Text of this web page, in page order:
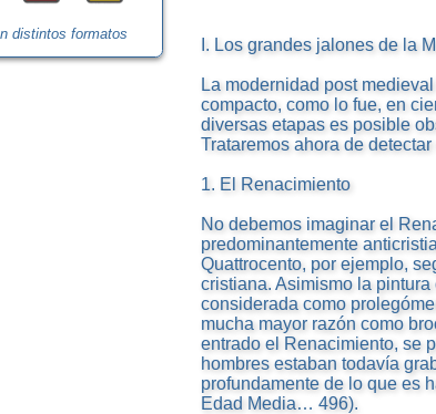
distintos formatos
I. Los grandes jalones de la
La modernidad post
compacto, como lo fue, en
diversas etapas es posible
Trataremos ahora de
1. El Renacimiento
No debemos imaginar el
predominantemente
Quattrocento, por ejemplo,
cristiana. Asimismo la
considerada como
mucha mayor razón como
entrado el Renacimiento, se
hombres estaban todavía
profundamente de lo que es
Edad Media… 496).